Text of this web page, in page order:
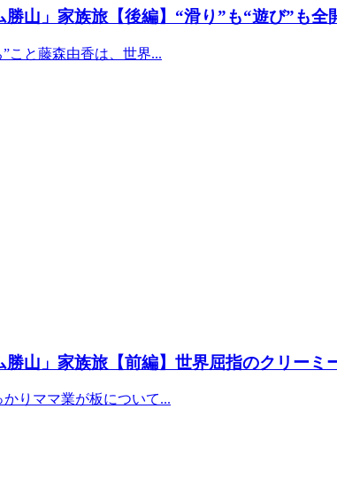
山」家族旅【後編】“滑り”も“遊び”も
こと藤森由香は、世界...
山」家族旅【前編】世界屈指のクリーミ
りママ業が板について...